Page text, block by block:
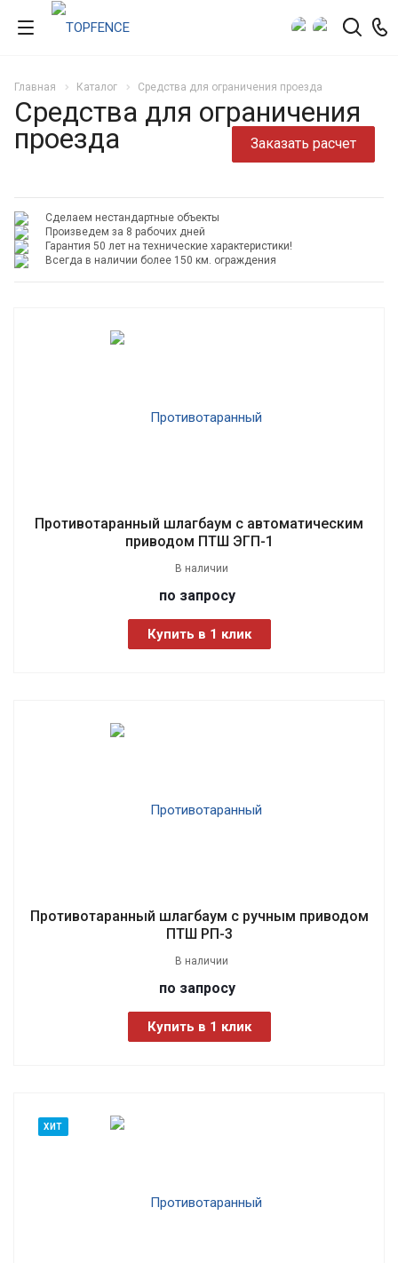
Главная Каталог Средства для ограничения проезда
Средства для ограничения
проезда
Заказать расчет
Сделаем нестандартные объекты
Произведем за 8 рабочих дней
Гарантия 50 лет на технические характеристики!
Всегда в наличии более 150 км. ограждения
Противотаранный шлагбаум с автоматическим
приводом ПТШ ЭГП-1
В наличии
по запросу
Купить в 1 клик
Противотаранный шлагбаум с ручным приводом
ПТШ РП-3
В наличии
по запросу
Купить в 1 клик
ХИТ